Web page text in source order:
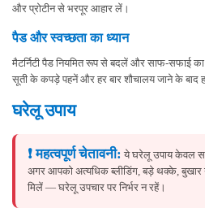
और प्रोटीन से भरपूर आहार लें।
पैड और स्वच्छता का ध्यान
मैटर्निटी पैड नियमित रूप से बदलें और साफ-सफाई
सूती के कपड़े पहनें और हर बार शौचालय जाने के बाद
घरेलू उपाय
❗ महत्वपूर्ण चेतावनी: ये घरेलू उपाय केवल
अगर आपको अत्यधिक ब्लीडिंग, बड़े थक्के, बुखार
मिलें — घरेलू उपचार पर निर्भर न रहें।